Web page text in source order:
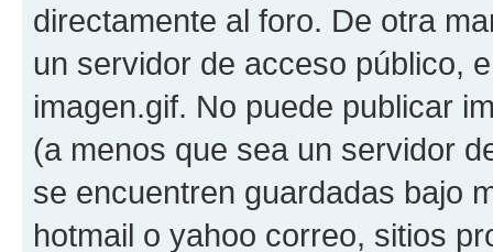
directamente al foro. De otra
un servidor de acceso público,
imagen.gif. No puede publicar
(a menos que sea un servidor
se encuentren guardadas bajo
hotmail o yahoo correo, sitios